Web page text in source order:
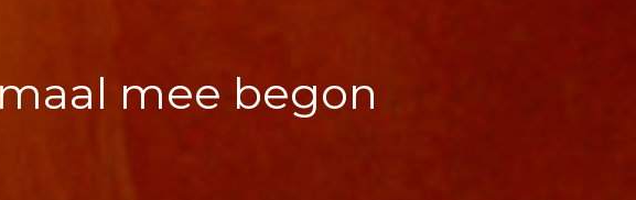
mee begon